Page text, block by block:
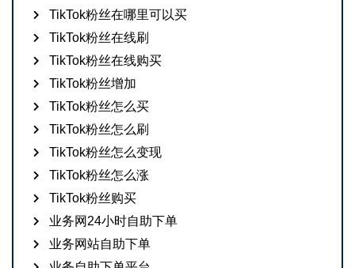
TikTok粉丝在哪里可以买
TikTok粉丝在线刷
TikTok粉丝在线购买
TikTok粉丝增加
TikTok粉丝怎么买
TikTok粉丝怎么刷
TikTok粉丝怎么变现
TikTok粉丝怎么涨
TikTok粉丝购买
业务网24小时自助下单
业务网站自助下单